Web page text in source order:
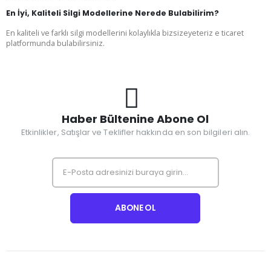
En İyi, Kaliteli Silgi Modellerine Nerede Bulabilirim?
En kaliteli ve farklı silgi modellerini kolaylıkla bizsizeyeteriz e ticaret
platformunda bulabilirsiniz.
Haber Bültenine Abone Ol
Etkinlikler, Satışlar ve Teklifler hakkında en son bilgileri alın.